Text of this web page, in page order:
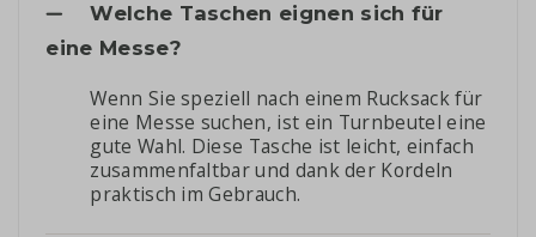
Welche Taschen eignen sich für
eine Messe?
Wenn Sie speziell nach einem Rucksack für
eine Messe suchen, ist ein Turnbeutel eine
gute Wahl. Diese Tasche ist leicht, einfach
zusammenfaltbar und dank der Kordeln
praktisch im Gebrauch.